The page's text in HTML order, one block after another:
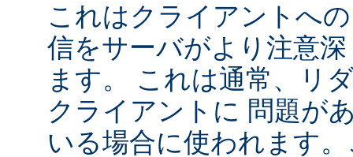
これはクライアントへ
信をサーバがより注意
ます。 これは通常、リ
クライアントに 問題が
いる場合に使われます